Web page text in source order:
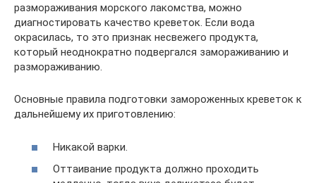
размораживания морского лакомства, можно
диагностировать качество креветок. Если вода
окрасилась, то это признак несвежего продукта,
который неоднократно подвергался замораживанию и
размораживанию.
Основные правила подготовки замороженных креветок к
дальнейшему их приготовлению:
Никакой варки.
Оттаивание продукта должно проходить